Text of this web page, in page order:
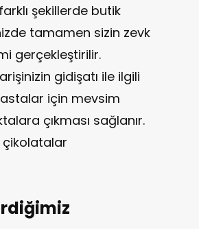
şekillerde butik
tamamen sizin zevk
gerçekleştirilir.
gidişatı ile ilgili
için mevsim
çıkması sağlanır.
çikolatalar